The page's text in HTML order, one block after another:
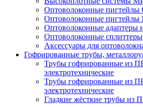
Оптоволоконные пигтейлы
Оптоволоконные
Оптоволоконные адаптеры
Оптоволоконные сплиттеры
Аксессуары для
Гофрированные трубы,
Трубы гофрированные из
электротехнические
Трубы гофрированные из
электротехнические
Гладкие жёсткие трубы из